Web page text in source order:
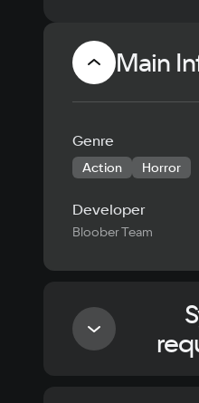
Main
Genre
Action Horror
Developer
Bloober Team